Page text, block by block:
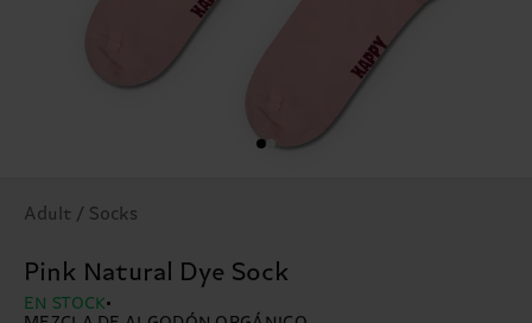
Adult / Socks
Pink Natural Dye Sock
EN STOCK